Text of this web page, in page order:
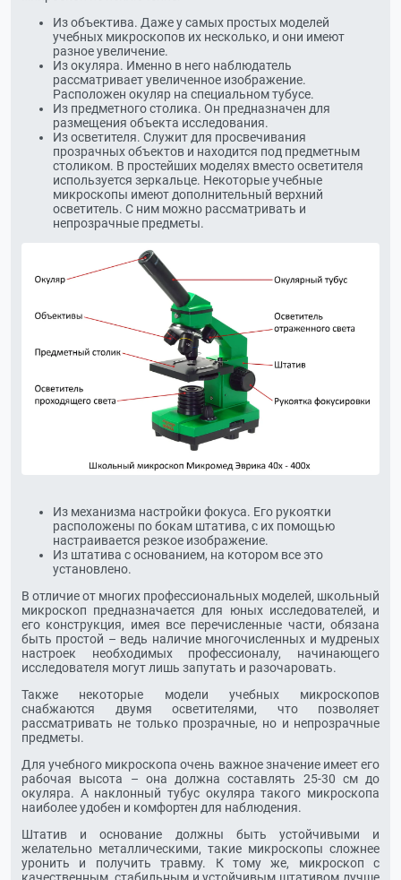
Из объектива. Даже у самых простых моделей
учебных микроскопов их несколько, и они имеют
разное увеличение.
Из окуляра. Именно в него наблюдатель
рассматривает увеличенное изображение.
Расположен окуляр на специальном тубусе.
Из предметного столика. Он предназначен для
размещения объекта исследования.
Из осветителя. Служит для просвечивания
прозрачных объектов и находится под предметным
столиком. В простейших моделях вместо осветителя
используется зеркальце. Некоторые учебные
микроскопы имеют дополнительный верхний
осветитель. С ним можно рассматривать и
непрозрачные предметы.
Из механизма настройки фокуса. Его рукоятки
расположены по бокам штатива, с их помощью
настраивается резкое изображение.
Из штатива с основанием, на котором все это
установлено.
В отличие от многих профессиональных моделей, школьный
микроскоп предназначается для юных исследователей, и
его конструкция, имея все перечисленные части, обязана
быть простой – ведь наличие многочисленных и мудреных
настроек необходимых профессионалу, начинающего
исследователя могут лишь запутать и разочаровать.
Также некоторые модели учебных микроскопов
снабжаются двумя осветителями, что позволяет
рассматривать не только прозрачные, но и непрозрачные
предметы.
Для учебного микроскопа очень важное значение имеет его
рабочая высота – она должна составлять 25-30 см до
окуляра. А наклонный тубус окуляра такого микроскопа
наиболее удобен и комфортен для наблюдения.
Штатив и основание должны быть устойчивыми и
желательно металлическими, такие микроскопы сложнее
уронить и получить травму. К тому же, микроскоп с